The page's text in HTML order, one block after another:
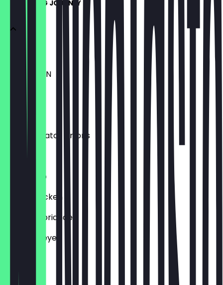
KAI TASTING JOURNEY
FOR TWO
PER PERSON
45,00 €
tuna | tomato | onions
Salmon
tuna | taco
Truffle chicken
pickles | coriander
Truffle ribeye
Spinach